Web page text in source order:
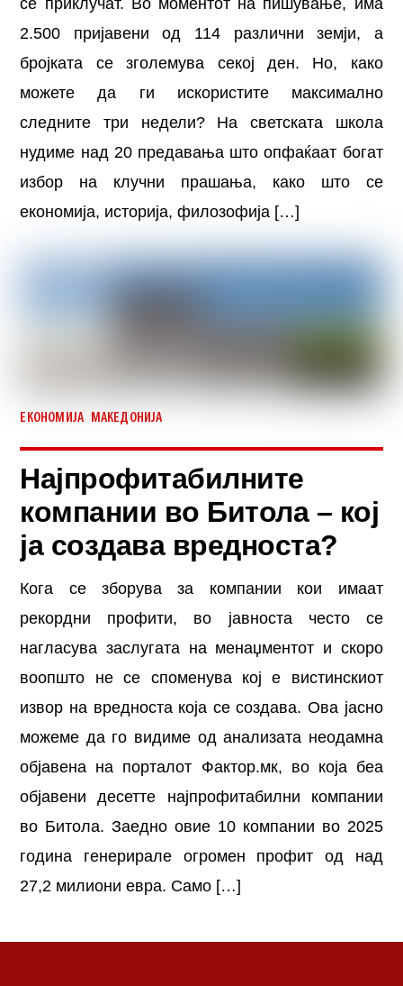
2.500 пријавени од 114 различни земји, а
бројката се зголемува секој ден. Но, како
можете да ги искористите максимално
следните три недели? На светската школа
нудиме над 20 предавања што опфаќаат богат
избор на клучни прашања, како што се
економија, историја, филозофија […]
ЕКОНОМИЈА МАКЕДОНИЈА
Најпрофитабилните
компании во Битола – кој
ја создава вредноста?
Кога се зборува за компании кои имаат
рекордни профити, во јавноста често се
нагласува заслугата на менаџментот и скоро
воопшто не се споменува кој е вистинскиот
извор на вредноста која се создава. Ова јасно
можеме да го видиме од анализата неодамна
објавена на порталот Фактор.мк, во која беа
објавени десетте најпрофитабилни компании
во Битола. Заедно овие 10 компании во 2025
година генерирале огромен профит од над
27,2 милиони евра. Само […]